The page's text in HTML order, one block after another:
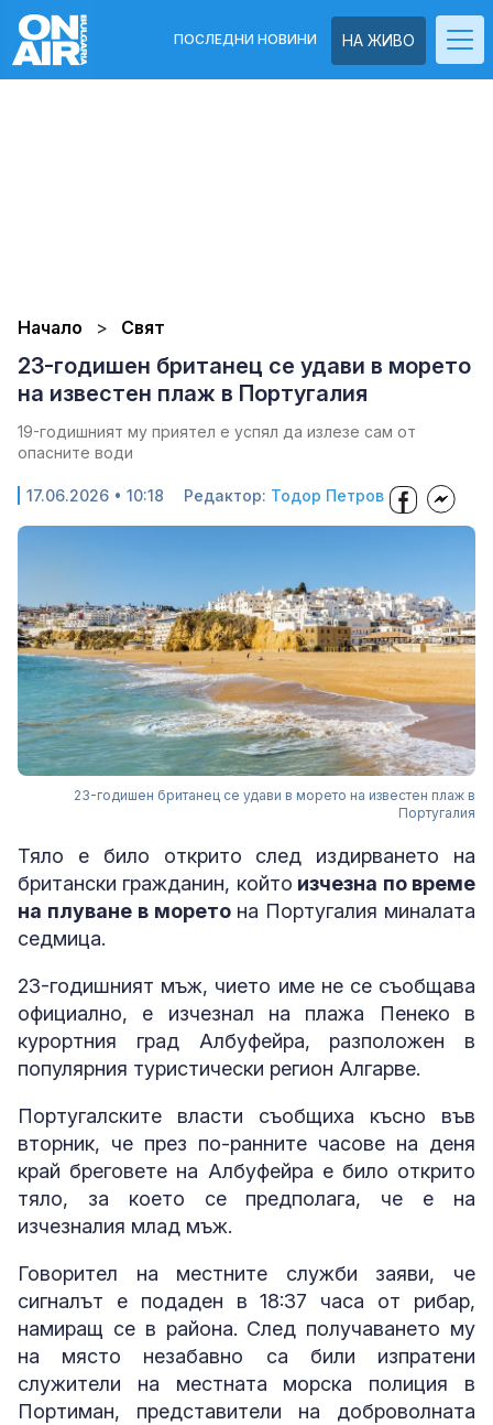
НА ЖИВО
ПОСЛЕДНИ НОВИНИ
Начало Свят
23-годишен британец се удави в морето
на известен плаж в Португалия
19-годишният му приятел е успял да излезе сам от
опасните води
17.06.2026 • 10:18 Редактор: Тодор Петров
23-годишен британец се удави в морето на известен плаж в
Португалия
Тяло е било открито след издирването на
британски гражданин, който изчезна по време
на плуване в моретона Португалия миналата
седмица.
23-годишният мъж, чието име не се съобщава
официално, е изчезнал на плажа Пенеко в
курортния град Албуфейра, разположен в
популярния туристически регион Алгарве.
Португалските власти съобщиха късно във
вторник, че през по-ранните часове на деня
край бреговете на Албуфейра е било открито
тяло, за което се предполага, че е на
изчезналия млад мъж.
Говорител на местните служби заяви, че
сигналът е подаден в 18:37 часа от рибар,
намиращ се в района. След получаването му
на място незабавно са били изпратени
служители на местната морска полиция в
Портиман, представители на доброволната